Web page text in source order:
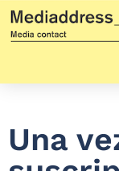
contenido
Una